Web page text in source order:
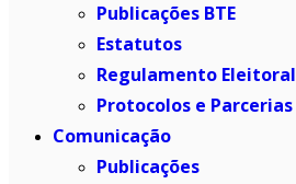
Publicações BTE
Estatutos
Regulamento Eleitoral
Protocolos e Parcerias
Comunicação
Publicações